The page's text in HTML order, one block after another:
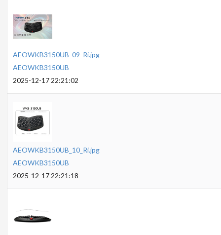
AEOWKB3150UB_09_Ri.jpg
AEOWKB3150UB
2025-12-17 22:21:02
AEOWKB3150UB_10_Ri.jpg
AEOWKB3150UB
2025-12-17 22:21:18